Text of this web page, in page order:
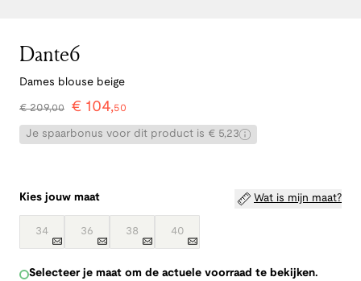
Dante6
Dames blouse beige
€209,00 € 104,50
Je spaarbonus voor dit product is € 5,23
Kies jouw maat Wat is mijn maat?
34 36 38 40
Selecteer je maat om de actuele voorraad te bekijken.